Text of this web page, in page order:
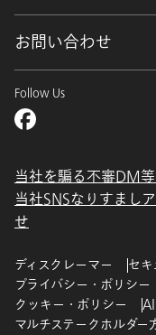
お問い合わせ
Follow Us
当社を騙る不審DM
当社SNSなりすまし
せ
ディスクレーマー
セ
プライバシー・ポリシー
クッキー・ポリシー
マルチステークホルダー